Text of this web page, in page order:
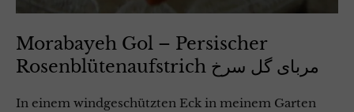
Morabayeh Gol – Persischer
Rosenblütenaufstrich مربای گل سرخ
In einem windgeschützten Eck in meinem Garten